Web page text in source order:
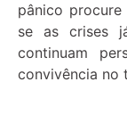
pânico procure
se as crises
continuam
convivência no